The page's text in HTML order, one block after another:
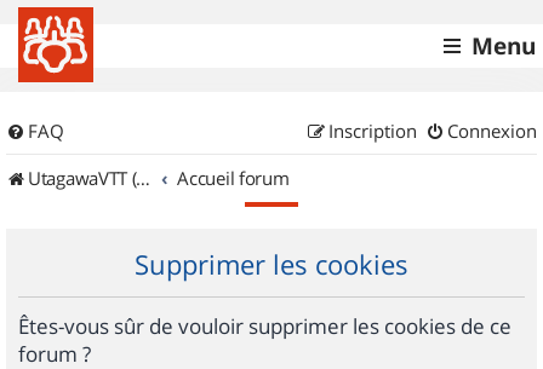
Menu
FAQ Connexion
Inscription
UtagawaVTT (Randos VTT et VTTAE avec traces GPS)
Accueil forum
Supprimer les cookies
Êtes-vous sûr de vouloir supprimer les cookies de ce
forum ?